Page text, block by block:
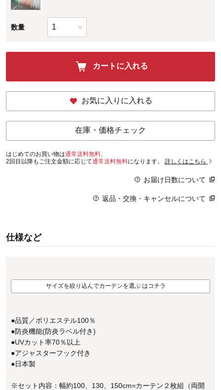
数量
カートに入れる
お気に入りに入れる
在庫・価格チェック
はじめてのお買い物は通常送料無料。
2回目以降もご注文金額に応じて通常送料無料になります。 詳しくはこちら
お届け日数について
返品・交換・キャンセルについて
仕様など
サイズを絞り込んでカーテンを選ぶ はコチラ
●品質／ポリエステル100％
●防炎機能(防炎ラベル付き)
●UVカット率70％以上
●アジャスターフック付き
●日本製
※セット内容：幅約100、130、150cm=カーテン２枚組（両開